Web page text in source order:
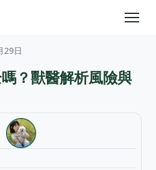
29日
？獸醫解析風險與